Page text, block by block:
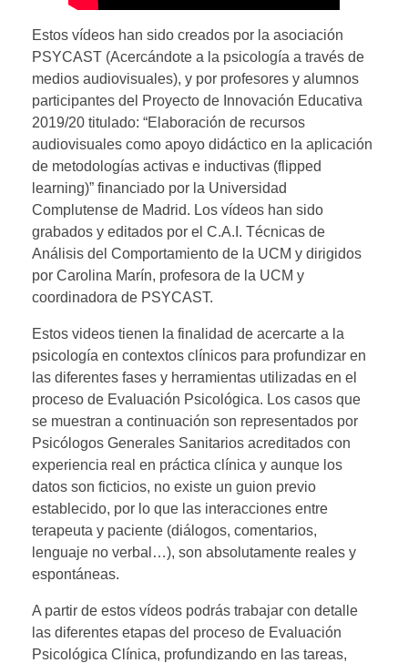
Estos vídeos han sido creados por la asociación
PSYCAST (Acercándote a la psicología a través de
medios audiovisuales), y por profesores y alumnos
participantes del Proyecto de Innovación Educativa
2019/20 titulado: “Elaboración de recursos
audiovisuales como apoyo didáctico en la aplicación
de metodologías activas e inductivas (flipped
learning)” financiado por la Universidad
Complutense de Madrid. Los vídeos han sido
grabados y editados por el C.A.I. Técnicas de
Análisis del Comportamiento de la UCM y dirigidos
por Carolina Marín, profesora de la UCM y
coordinadora de PSYCAST.
Estos videos tienen la finalidad de acercarte a la
psicología en contextos clínicos para profundizar en
las diferentes fases y herramientas utilizadas en el
proceso de Evaluación Psicológica. Los casos que
se muestran a continuación son representados por
Psicólogos Generales Sanitarios acreditados con
experiencia real en práctica clínica y aunque los
datos son ficticios, no existe un guion previo
establecido, por lo que las interacciones entre
terapeuta y paciente (diálogos, comentarios,
lenguaje no verbal…), son absolutamente reales y
espontáneas.
A partir de estos vídeos podrás trabajar con detalle
las diferentes etapas del proceso de Evaluación
Psicológica Clínica, profundizando en las tareas,